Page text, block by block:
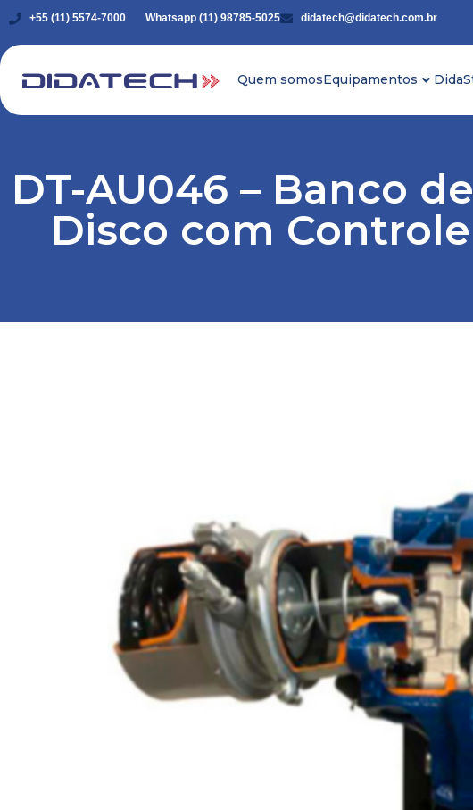
+55 (11) 5574-7000 Whatsapp (11) 98785-5025 didatech@didatech.com.br
Quem somosEquipamentos
DT-AU046 – Banco
Disco com